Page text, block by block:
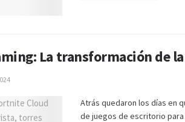
La transformación de
Atrás quedaron los días en
de juegos de escritorio